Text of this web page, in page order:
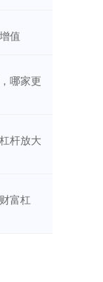
值
哪家更
杆放大
富杠